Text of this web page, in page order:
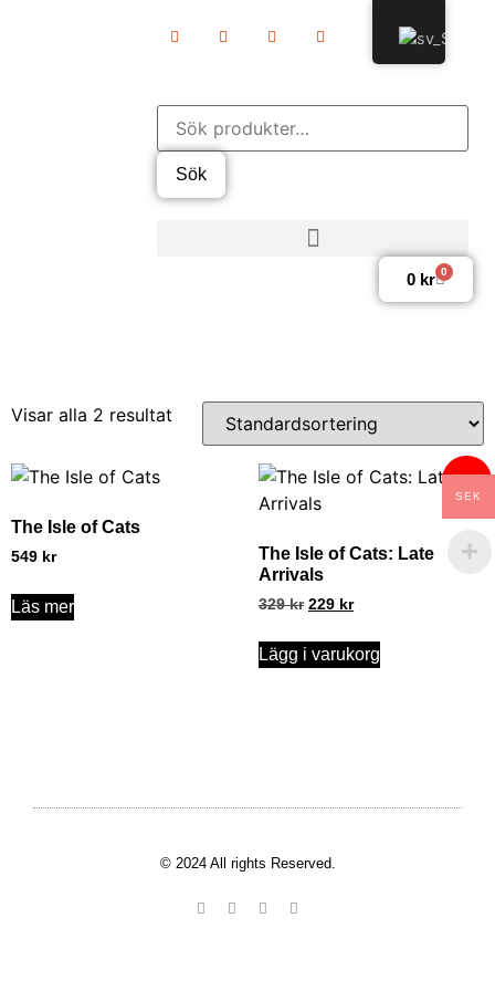
Sök
0 kr 0
Visar alla 2 resultat
The Isle of Cats
549 kr
Läs mer
Rea!
The Isle of Cats: Late
Arrivals
329kr 229 kr
Lägg i varukorg
© 2024 All rights Reserved.
SEK